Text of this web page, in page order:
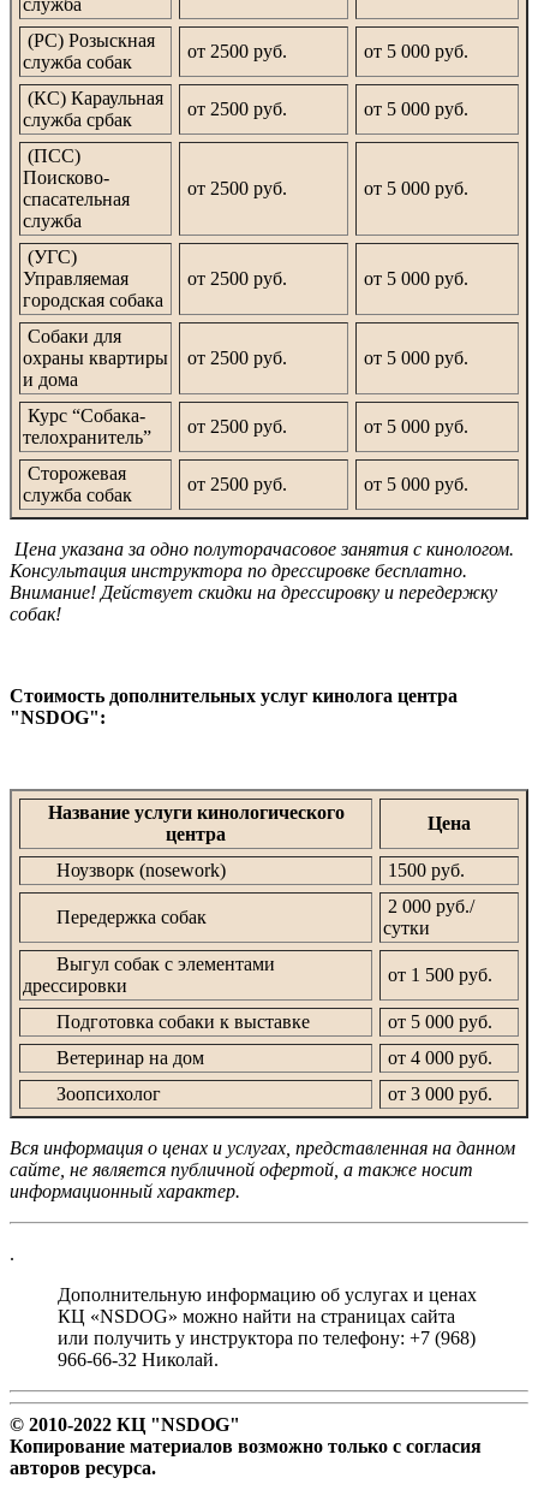
служба
(РС) Розыскная
служба собак
от 2500 руб. от 5 000 руб.
(КС) Караульная
служба србак
от 2500 руб. от 5 000 руб.
(ПСС)
Поисково-
спасательная
служба
от 2500 руб. от 5 000 руб.
(УГС)
Управляемая
городская собака
от 2500 руб. от 5 000 руб.
Собаки для
охраны квартиры
и дома
от 2500 руб. от 5 000 руб.
Курс “Собака-
телохранитель”
от 2500 руб. от 5 000 руб.
Сторожевая
служба собак
от 2500 руб. от 5 000 руб.
Цена указана за одно полуторачасовое занятия с кинологом.
Консультация инструктора по дрессировке бесплатно.
Внимание! Действует скидки на дрессировку и передержку
собак!
Стоимость дополнительных услуг кинолога центра
"NSDOG":
Название услуги кинологического
центра
Цена
Ноузворк (nosework) 1500 руб.
Передержка собак
2 000 руб./
сутки
Выгул собак с элементами
дрессировки
от 1 500 руб.
Подготовка собаки к выставке
от 5 000 руб.
Ветеринар на дом
от 4 000 руб.
Зоопсихолог
от 3 000 руб.
Вся информация о ценах и услугах, представленная на данном
сайте, не является публичной офертой, а также носит
информационный характер.
.
Дополнительную информацию об услугах и ценах
КЦ «NSDOG» можно найти на страницах сайта
или получить у инструктора по телефону: +7 (968)
966-66-32 Николай.
© 2010-2022 КЦ "NSDOG"
Копирование материалов возможно только с согласия
авторов ресурса.